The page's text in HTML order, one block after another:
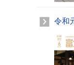
令和